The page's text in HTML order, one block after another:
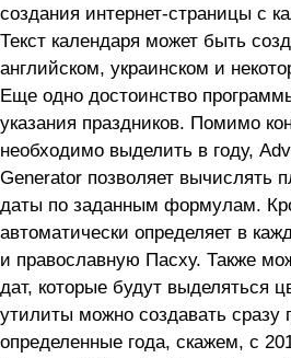
создания интернет-страницы с
Текст календаря может быть
английском, украинском и
Еще одно достоинство
указания праздников. Помимо
необходимо выделить в году,
Generator позволяет вычислять
даты по заданным формулам.
автоматически определяет в
и православную Пасху. Также
дат, которые будут выделяться
утилиты можно создавать сразу
определенные года, скажем, с